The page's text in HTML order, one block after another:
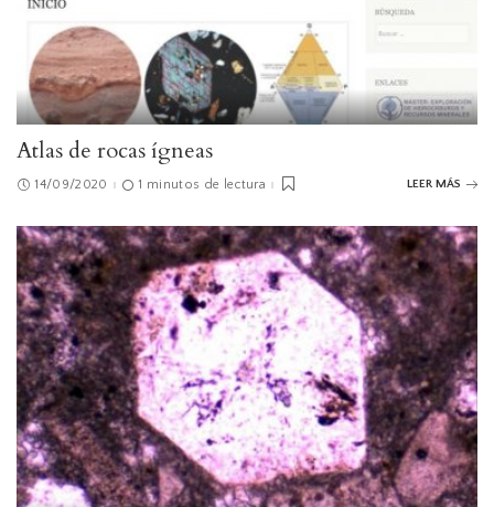
Atlas de rocas ígneas
14/09/2020 1 minutos de lectura LEER MÁS